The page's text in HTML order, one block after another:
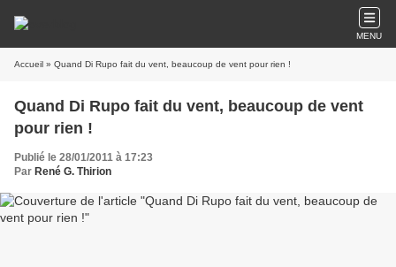
MENU
Accueil » Quand Di Rupo fait du vent, beaucoup de vent pour rien !
Quand Di Rupo fait du vent, beaucoup de vent
pour rien !
Publié le 28/01/2011 à 17:23
Par René G. Thirion